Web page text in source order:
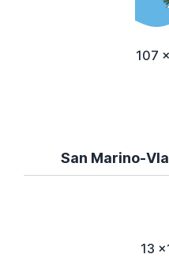
107
San Marino-
13